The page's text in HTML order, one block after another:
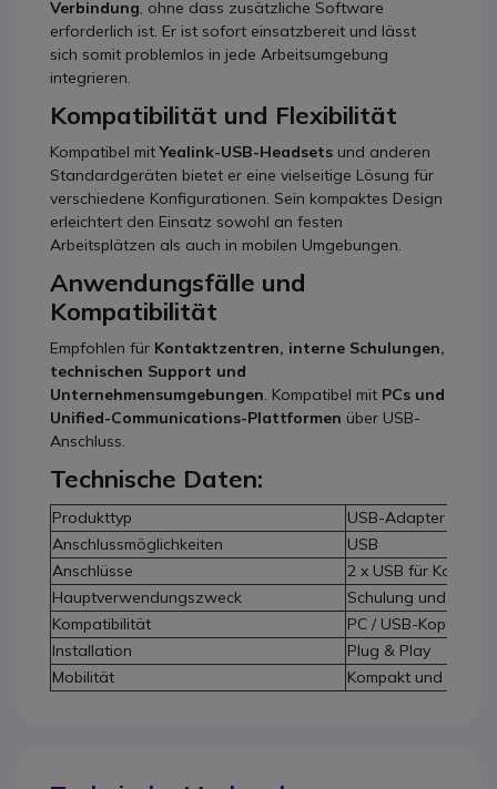
Verbindung , ohne dass zusätzliche Software
erforderlich ist. Er ist sofort einsatzbereit und lässt
sich somit problemlos in jede Arbeitsumgebung
integrieren.
Kompatibilität und Flexibilität
Kompatibel mitYealink-USB-Headsets und anderen
Standardgeräten bietet er eine vielseitige Lösung für
verschiedene Konfigurationen. Sein kompaktes Design
erleichtert den Einsatz sowohl an festen
Arbeitsplätzen als auch in mobilen Umgebungen.
Anwendungsfälle und
Kompatibilität
Empfohlen für Kontaktzentren, interne Schulungen,
technischen Support und
Unternehmensumgebungen . Kompatibel mit PCs und
Unified-Communications-Plattformen über USB-
Anschluss.
Technische Daten:
Produkttyp
USB-Adapter für
Anschlussmöglichkeiten
USB
Anschlüsse
2 x USB für
Hauptverwendungszweck
Schulung und Dual-
Kompatibilität
PC / USB-Kopfhörer
Installation
Plug & Play
Mobilität
Kompakt und leicht